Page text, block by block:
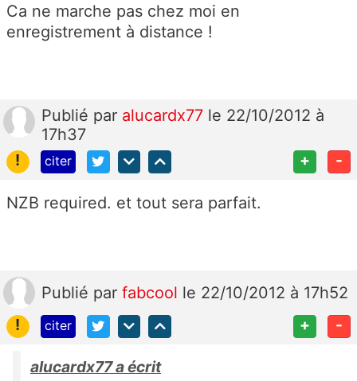
Ca ne marche pas chez moi en
enregistrement à distance !
Publié par alucardx77 le 22/10/2012 à
17h37
!
citer + -
NZB required. et tout sera parfait.
Publié par fabcool le 22/10/2012 à 17h52
!
citer + -
alucardx77 a écrit